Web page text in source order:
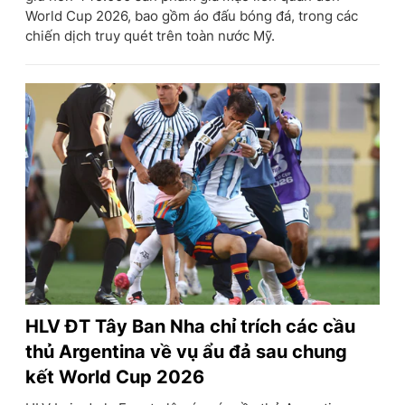
World Cup 2026, bao gồm áo đấu bóng đá, trong các
chiến dịch truy quét trên toàn nước Mỹ.
HLV ĐT Tây Ban Nha chỉ trích các cầu
thủ Argentina về vụ ẩu đả sau chung
kết World Cup 2026